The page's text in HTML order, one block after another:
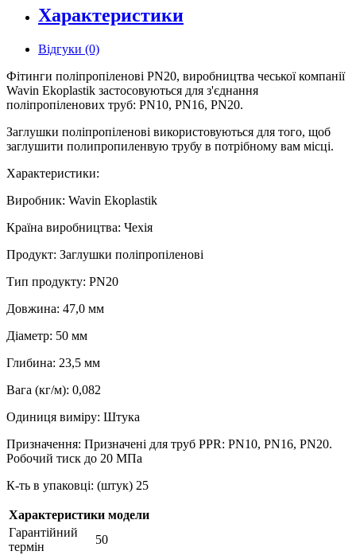
Характеристики
Відгуки (0)
Фітинги поліпропіленові PN20, виробництва чеської компанії
Wavin Ekoplastik застосовуються для з'єднання
поліпропіленових труб: PN10, PN16, PN20.
Заглушки поліпропіленові використовуються для того, щоб
заглушити полипропиленвую трубу в потрібному вам місці.
Характеристики:
Виробник: Wavin Ekoplastik
Країна виробництва: Чехія
Продукт: Заглушки поліпропіленові
Тип продукту: PN20
Довжина: 47,0 мм
Діаметр: 50 мм
Глибина: 23,5 мм
Вага (кг/м): 0,082
Одиниця виміру: Штука
Призначення: Призначені для труб PPR: PN10, PN16, PN20.
Робочий тиск до 20 МПа
К-ть в упаковці: (штук) 25
Характеристики модели
Гарантійний
термін
50